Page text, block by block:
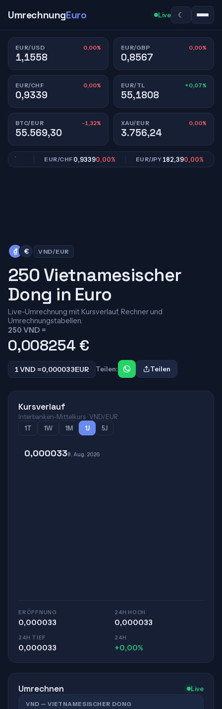
UmrechnungEuro Live ☾
EUR/USD 0,00%
1,1558
EUR/GBP 0,00%
0,8567
EUR/CHF 0,00%
0,9339
EUR/TL +0,07%
55,1808
BTC/EUR -1,32%
55.569,30
XAU/EUR 0,00%
3.756,24
EUR/CHF0,93390,00% EUR/JPY182,390,00%
₫ € VND/EUR
250 Vietnamesischer
Dong in Euro
Live-Umrechnung mit Kursverlauf, Rechner und
Umrechnungstabellen.
250 VND =
0,008254 €
1 VND =0,000033EUR Teilen: Teilen
Kursverlauf
Interbanken-Mittelkurs · VND/EUR
1T
1W 1M 1J 5J
0,0000338. Aug. 2026
ERÖFFNUNG
0,000033
24H HOCH
0,000033
24H TIEF
0,000033
24H
+0,00%
Umrechnen Live
VND — VIETNAMESISCHER DONG